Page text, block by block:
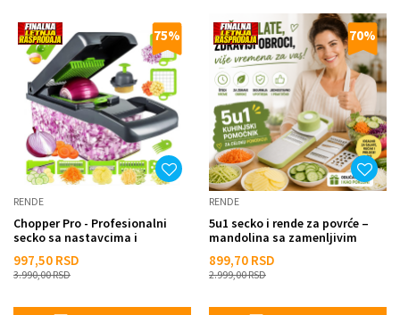
75%
RENDE
Chopper Pro - Profesionalni
secko sa nastavcima i
997,50 RSD
3.990,00RSD
70%
RENDE
5u1 secko i rende za povrće –
mandolina sa zamenljivim
899,70 RSD
2.999,00RSD